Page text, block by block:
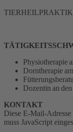
Physiotherapie
Dorntherapie
Dozentin an
KONTAKT
Diese E-Mail-
muss JavaScript